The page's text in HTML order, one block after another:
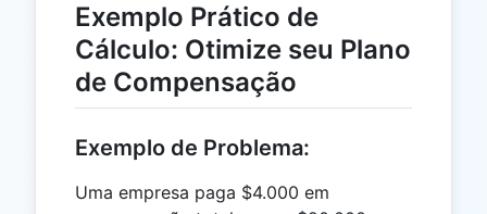
Exemplo Prático de
Cálculo: Otimize seu Plano
de Compensação
Exemplo de Problema:
Uma empresa paga $4.000 em